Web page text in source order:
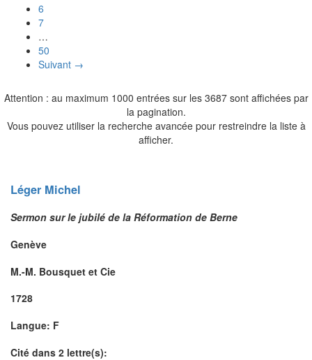
6
7
…
50
Suivant →
Attention : au maximum 1000 entrées sur les 3687 sont affichées par
la pagination.
Vous pouvez utiliser la recherche avancée pour restreindre la liste à
afficher.
Léger Michel
Sermon sur le jubilé de la Réformation de Berne
Genève
M.-M. Bousquet et Cie
1728
Langue: F
Cité dans 2 lettre(s):